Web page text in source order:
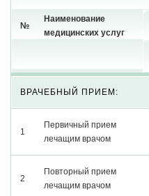
№
Наименование
медицинских услуг
ВРАЧЕБНЫЙ ПРИЕМ:
1
Первичный прием
лечащим врачом
2
Повторный прием
лечащим врачом